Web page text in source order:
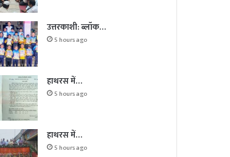
उत्तरकाशी: ब्लॉक…
5 hours ago
हाथरस में…
5 hours ago
हाथरस में…
5 hours ago